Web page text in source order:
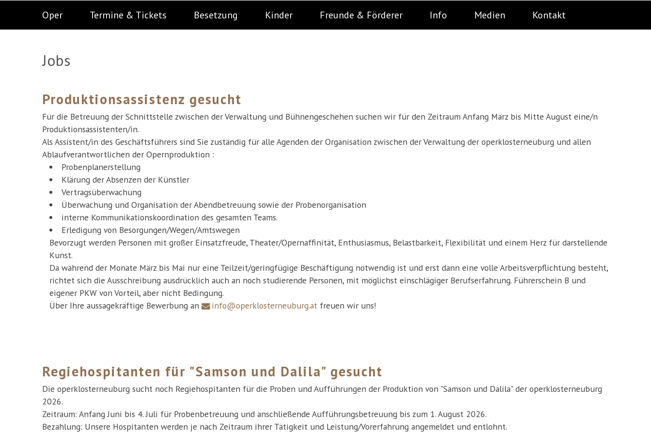
Oper Termine & Tickets Besetzung Kinder Freunde & Förderer Info Medien Kontakt
Jobs
Produktionsassistenz gesucht
Für die Betreuung der Schnittstelle zwischen der Verwaltung und Bühnengeschehen suchen wir für den Zeitraum Anfang März bis Mitte August eine/n
Produktionsassistenten/in.
Als Assistent/in des Geschäftsführers sind Sie zuständig für alle Agenden der Organisation zwischen der Verwaltung der operklosterneuburg und allen
Ablaufverantwortlichen der Opernproduktion :
Probenplanerstellung
Klärung der Absenzen der Künstler
Vertragsüberwachung
Überwachung und Organisation der Abendbetreuung sowie der Probenorganisation
interne Kommunikationskoordination des gesamten Teams.
Erledigung von Besorgungen/Wegen/Amtswegen
Bevorzugt werden Personen mit großer Einsatzfreude, Theater/Opernaffinität, Enthusiasmus, Belastbarkeit, Flexibilität und einem Herz für darstellende
Kunst.
Da während der Monate März bis Mai nur eine Teilzeit/geringfügige Beschäftigung notwendig ist und erst dann eine volle Arbeitsverpflichtung besteht,
richtet sich die Ausschreibung ausdrücklich auch an noch studierende Personen, mit möglichst einschlägiger Berufserfahrung. Führerschein B und
eigener PKW von Vorteil, aber nicht Bedingung.
Über Ihre aussagekräftige Bewerbung an
info@operklosterneuburg.at freuen wir uns!
Regiehospitanten für "Samson und Dalila" gesucht
Die operklosterneuburg sucht noch Regiehospitanten für die Proben und Aufführungen der Produktion von "Samson und Dalila" der operklosterneuburg
2026.
Zeitraum: Anfang Juni bis 4. Juli für Probenbetreuung und anschließende Aufführungsbetreuung bis zum 1. August 2026.
Bezahlung: Unsere Hospitanten werden je nach Zeitraum ihrer Tätigkeit und Leistung/Vorerfahrung angemeldet und entlohnt.